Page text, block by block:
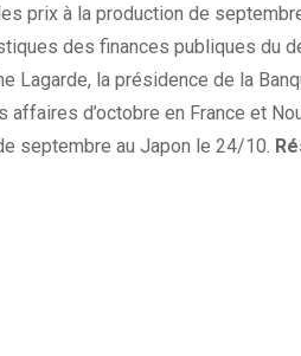
prix à la production de
des finances publiques du
Lagarde, la présidence de la
affaires d’octobre en France et
septembre au Japon le 24/10.